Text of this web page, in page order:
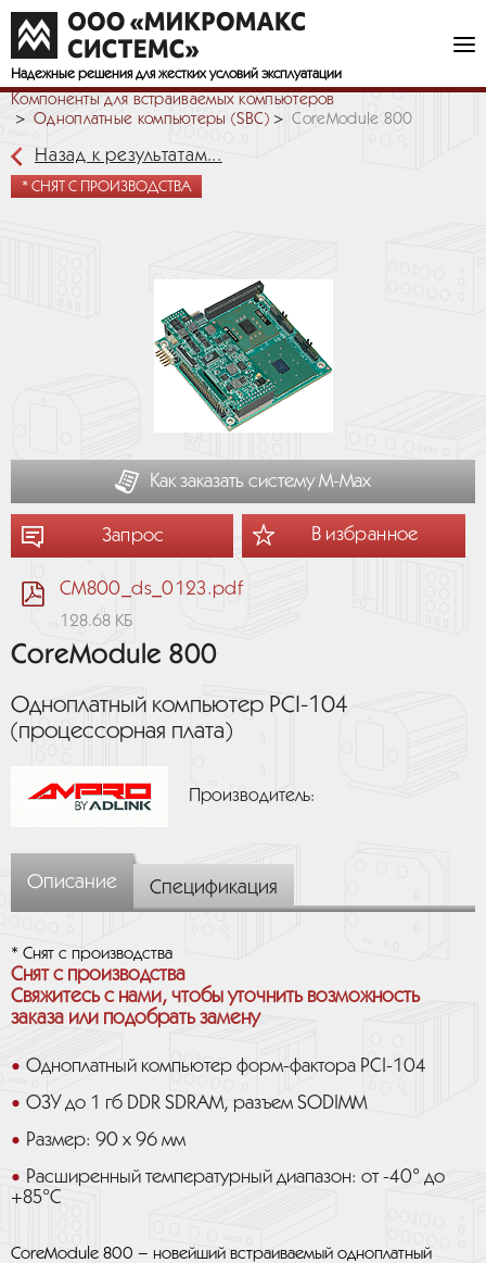
Надежные решения для жестких условий эксплуатации
Компоненты для встраиваемых компьютеров
Одноплатные компьютеры (SBC)
CoreModule 800
Назад к результатам...
* СНЯТ С ПРОИЗВОДСТВА
Как заказать систему М-Мах
Запрос В избранное
CM800_ds_0123.pdf
128.68 КБ
CoreModule 800
Одноплатный компьютер PCI-104
(процессорная плата)
Производитель:
Описание Спецификация
* Снят с производства
Снят с производства
Свяжитесь с нами, чтобы уточнить возможность
заказа или подобрать замену
Одноплатный компьютер форм-фактора PCI-104
ОЗУ до 1 гб DDR SDRAM, разъем SODIMM
Размер: 90 x 96 мм
Расширенный температурный диапазон: от -40° до
+85°С
CoreModule 800 – новейший встраиваемый одноплатный